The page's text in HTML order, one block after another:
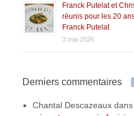
Franck Putelat et
réunis pour les 20
Franck Putelat
3 mai 2026
Derniers commentaires
Chantal Descazeaux